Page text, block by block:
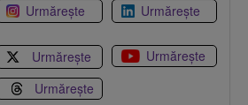
Urmărește Urmărește
Urmărește
Urmărește
Urmărește